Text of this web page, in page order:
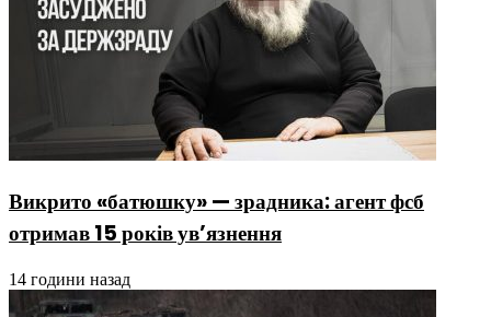
Викрито «батюшку» — зрадника: агент фсб
отримав 15 років ув’язнення
14 години назад